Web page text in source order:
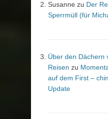
Susanne zu Der
Sperrmüll (für
Über den Dächern
Reisen zu
auf dem First –
Update